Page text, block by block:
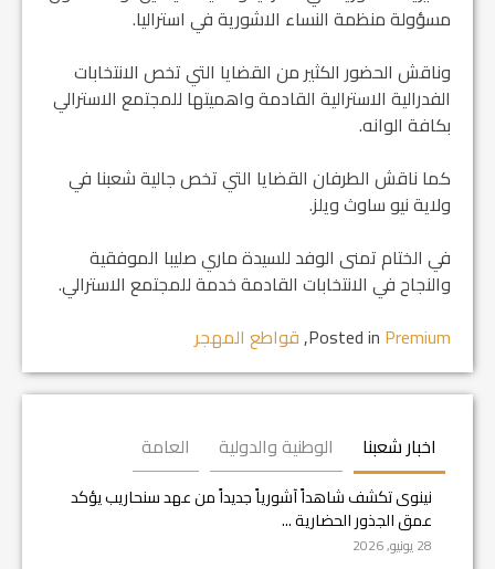
مسؤولة منظمة النساء الاشورية في استراليا.
وناقش الحضور الكثير من القضايا التي تخص الانتخابات
الفدرالية الاسترالية القادمة واهميتها للمجتمع الاسترالي
بكافة الوانه.
كما ناقش الطرفان القضايا التي تخص جالية شعبنا في
ولاية نيو ساوث ويلز.
في الختام تمنى الوفد للسيدة ماري صليبا الموفقية
والنجاح في الانتخابات القادمة خدمة للمجتمع الاسترالي.
Posted in Premium
,قواطع المهجر
اخبار شعبنا الوطنية والدولية العامة
نينوى تكشف شاهداً آشورياً جديداً من عهد سنحاريب يؤكد
عمق الجذور الحضارية ...
28 يونيو, 2026